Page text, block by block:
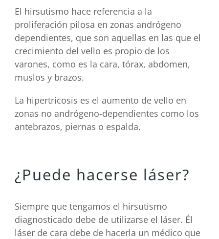
El hirsutismo hace referencia a la
proliferación pilosa en zonas andrógeno
dependientes, que son aquellas en las que el
crecimiento del vello es propio de los
varones, como es la cara, tórax, abdomen,
muslos y brazos.
La hipertricosis es el aumento de vello en
zonas no andrógeno-dependientes como los
antebrazos, piernas o espalda.
¿Puede hacerse láser?
Siempre que tengamos el hirsutismo
diagnosticado debe de utilizarse el láser. Él
láser de cara debe de hacerla un médico que